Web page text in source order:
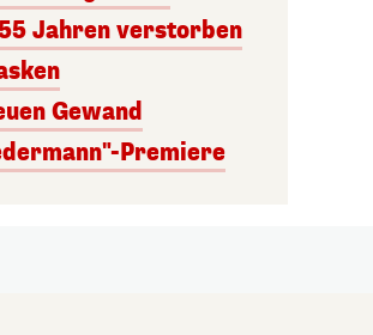
Jahren verstorben
Gewand
Premiere